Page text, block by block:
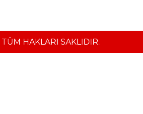
HAKLARI SAKLIDIR.